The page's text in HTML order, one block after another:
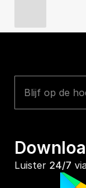
Luister 24/7